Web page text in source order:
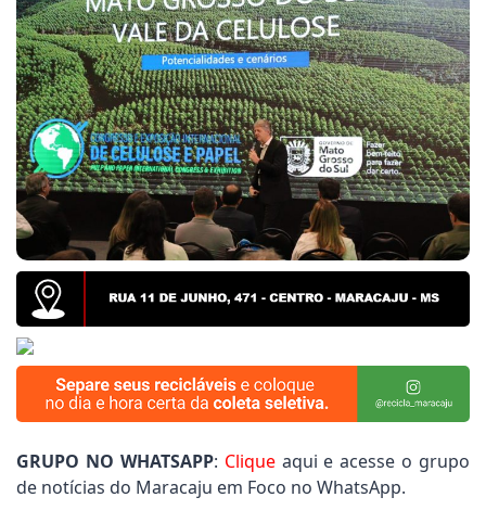
em drones cresce 146% em Mato Grosso
importância da dança na formação de
Povo pede limpeza de terrenos do Polo Industrial.
Guilhermina: Vereador Joãozinho Rocha
Jogos Abertos de Mato Grosso do Sul é
GRUPO NO WHATSAPP: Cliqueaqui e acesse o grupo
de notícias do Maracaju em Foco no WhatsApp.